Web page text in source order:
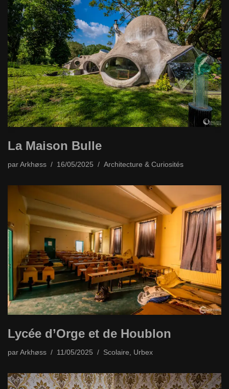
La Maison Bulle
par Arkhøss 16/05/2025 Architecture & Curiosités
Lycée d’Orge et de Houblon
par Arkhøss 11/05/2025 Scolaire, Urbex